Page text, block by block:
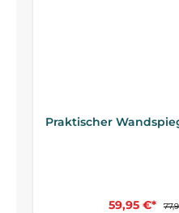
Praktischer
59,95 €*